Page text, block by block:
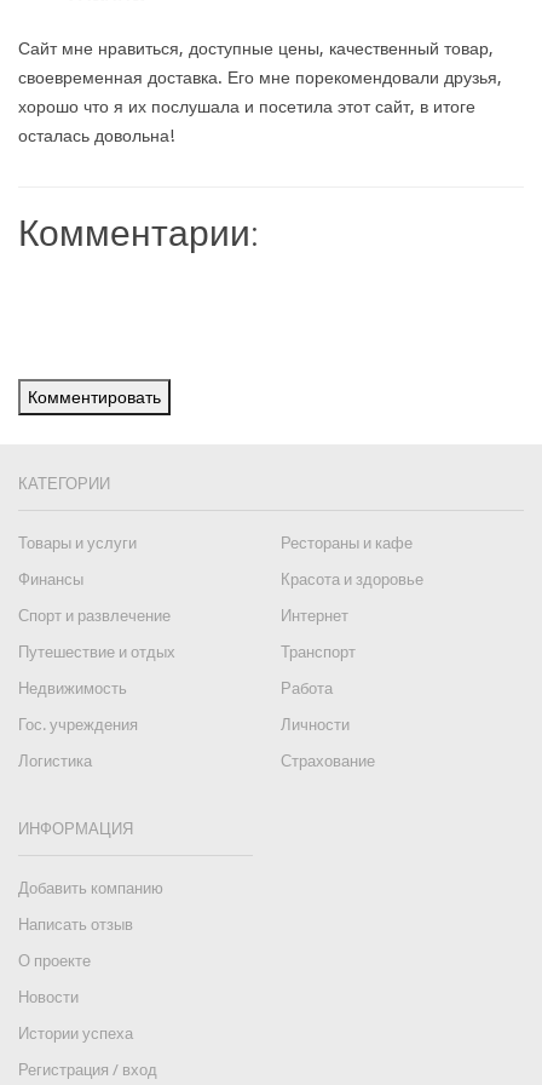
Сайт мне нравиться, доступные цены, качественный товар,
своевременная доставка. Его мне порекомендовали друзья,
хорошо что я их послушала и посетила этот сайт, в итоге
осталась довольна!
Комментарии:
Комментировать
КАТЕГОРИИ
Товары и услуги
Рестораны и кафе
Финансы
Красота и здоровье
Спорт и развлечение
Интернет
Путешествие и отдых
Транспорт
Недвижимость
Работа
Гос. учреждения
Личности
Логистика
Страхование
ИНФОРМАЦИЯ
Добавить компанию
Написать отзыв
О проекте
Новости
Истории успеха
Регистрация / вход